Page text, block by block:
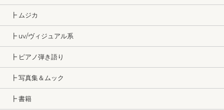
┣ ムジカ
┣ uv/ヴィジュアル系
┣ ピアノ弾き語り
┣ 写真集＆ムック
┣ 書籍